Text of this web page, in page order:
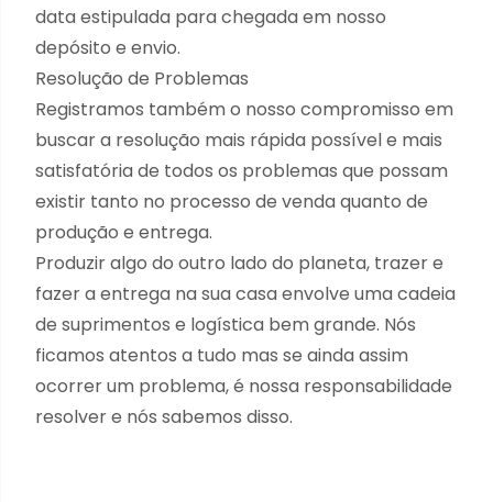
data estipulada para chegada em nosso
depósito e envio.
Resolução de Problemas
Registramos também o nosso compromisso em
buscar a resolução mais rápida possível e mais
satisfatória de todos os problemas que possam
existir tanto no processo de venda quanto de
produção e entrega.
Produzir algo do outro lado do planeta, trazer e
fazer a entrega na sua casa envolve uma cadeia
de suprimentos e logística bem grande. Nós
ficamos atentos a tudo mas se ainda assim
ocorrer um problema, é nossa responsabilidade
resolver e nós sabemos disso.